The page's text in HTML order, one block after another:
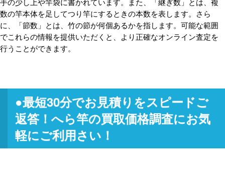
数の竿本体を足してつり竿にするときの本数を表します。さら
に、「節数」とは、竹の節が何個あるかを指します。可能な範囲
でこれらの情報を提供いただくと、より正確なオンライン査定を
行うことができます。
●最短30分でお見積りをスピードご
返答！へら竿の買取価格調査にお気
軽にご利用さい！